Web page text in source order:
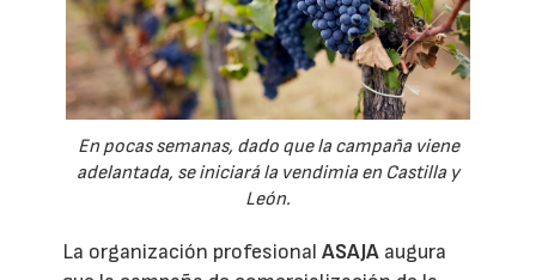
En pocas semanas, dado que la campaña viene
adelantada, se iniciará la vendimia en Castilla y
León.
La organización profesionalASAJA augura